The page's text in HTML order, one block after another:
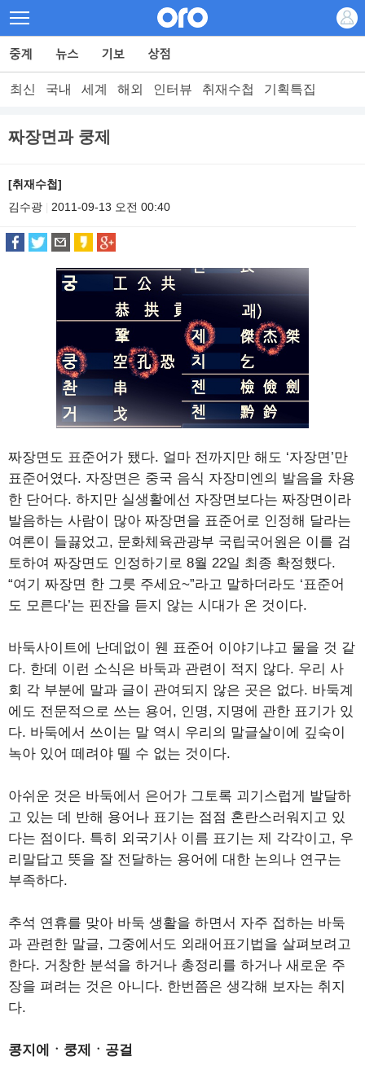
최신 국내 세계 해외 인터뷰 취재수첩 기획특집
짜장면과 쿵제
[취재수첩]
김수광
2011-09-13 오전 00:40
짜장면도 표준어가 됐다. 얼마 전까지만 해도 ‘자장면’만
표준어였다. 자장면은 중국 음식 자장미엔의 발음을 차용
한 단어다. 하지만 실생활에선 자장면보다는 짜장면이라
발음하는 사람이 많아 짜장면을 표준어로 인정해 달라는
여론이 들끓었고, 문화체육관광부 국립국어원은 이를 검
토하여 짜장면도 인정하기로 8월 22일 최종 확정했다.
“여기 짜장면 한 그릇 주세요~”라고 말하더라도 ‘표준어
도 모른다’는 핀잔을 듣지 않는 시대가 온 것이다.
바둑사이트에 난데없이 웬 표준어 이야기냐고 물을 것 같
다. 한데 이런 소식은 바둑과 관련이 적지 않다. 우리 사
회 각 부분에 말과 글이 관여되지 않은 곳은 없다. 바둑계
에도 전문적으로 쓰는 용어, 인명, 지명에 관한 표기가 있
다. 바둑에서 쓰이는 말 역시 우리의 말글살이에 깊숙이
녹아 있어 떼려야 뗄 수 없는 것이다.
아쉬운 것은 바둑에서 은어가 그토록 괴기스럽게 발달하
고 있는 데 반해 용어나 표기는 점점 혼란스러워지고 있
다는 점이다. 특히 외국기사 이름 표기는 제 각각이고, 우
리말답고 뜻을 잘 전달하는 용어에 대한 논의나 연구는
부족하다.
추석 연휴를 맞아 바둑 생활을 하면서 자주 접하는 바둑
과 관련한 말글, 그중에서도 외래어표기법을 살펴보려고
한다. 거창한 분석을 하거나 총정리를 하거나 새로운 주
장을 펴려는 것은 아니다. 한번쯤은 생각해 보자는 취지
다.
콩지에ㆍ쿵제ㆍ공걸